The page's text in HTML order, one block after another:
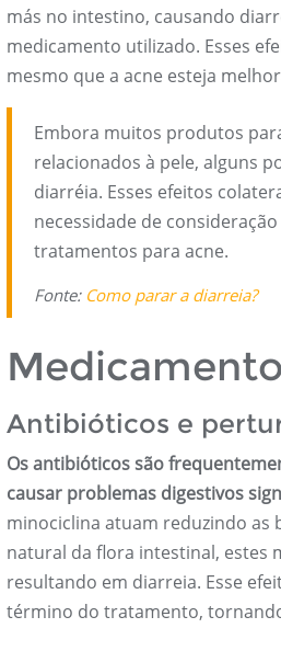
más no intestino, causando
medicamento utilizado. Esses
mesmo que a acne esteja
Embora muitos produtos
relacionados à pele, alguns
diarréia. Esses efeitos
necessidade de
tratamentos para acne.
Fonte: Como parar a diarreia?
Antibióticos e
Os antibióticos são
causar problemas digestivos
minociclina atuam reduzindo
natural da flora intestinal, estes
resultando em diarreia. Esse
término do tratamento,